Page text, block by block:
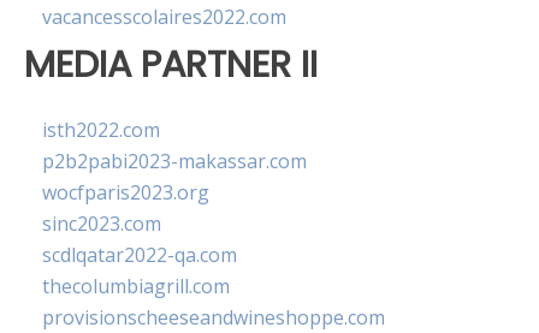
vacancesscolaires2022.com
MEDIA PARTNER II
isth2022.com
p2b2pabi2023-makassar.com
wocfparis2023.org
sinc2023.com
scdlqatar2022-qa.com
thecolumbiagrill.com
provisionscheeseandwineshoppe.com